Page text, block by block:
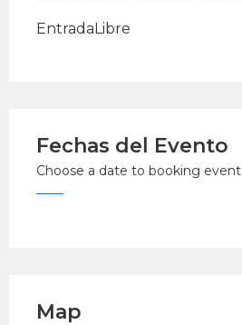
EntradaLibre
Fechas del Evento
Choose a date to booking event
Map